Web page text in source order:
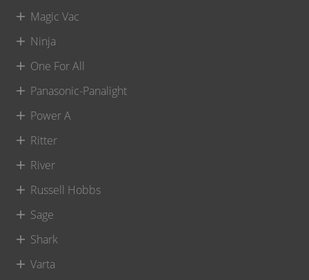
Magic Vac
Ninja
One For All
Panasonic-Panalight
Power A
Ritter
River
Russell Hobbs
Sage
Shark
Varta